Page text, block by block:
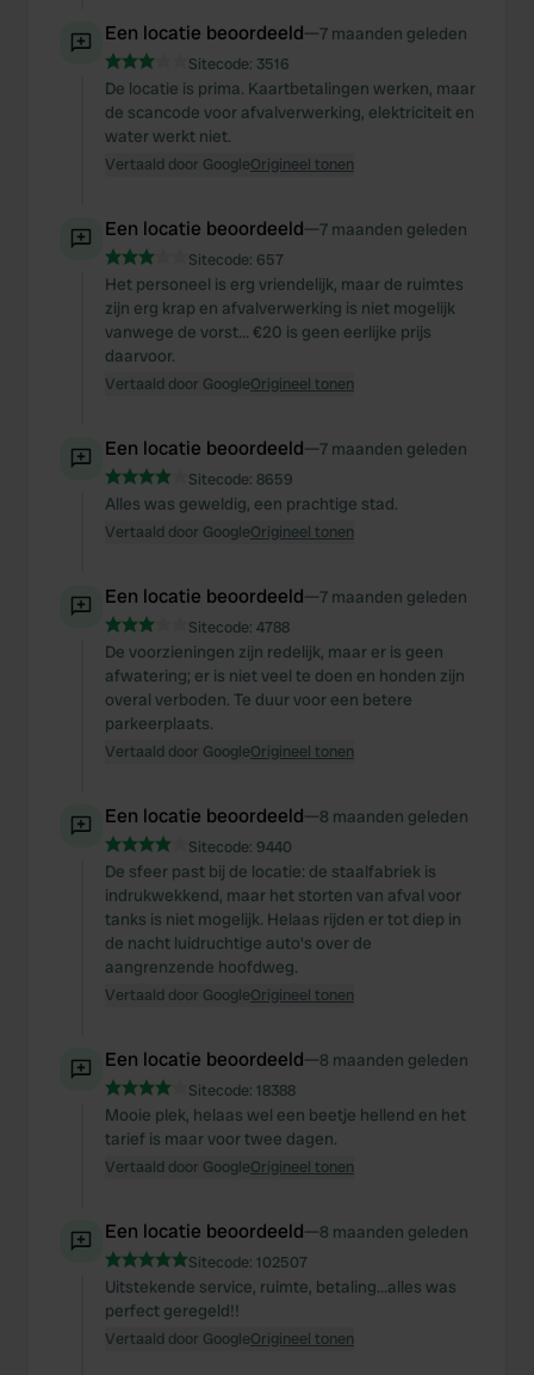
Een locatie beoordeeld—7 maanden geleden
Sitecode: 3516
De locatie is prima. Kaartbetalingen werken, maar
de scancode voor afvalverwerking, elektriciteit en
water werkt niet.
Vertaald door GoogleOrigineel tonen
Een locatie beoordeeld—7 maanden geleden
Sitecode: 657
Het personeel is erg vriendelijk, maar de ruimtes
zijn erg krap en afvalverwerking is niet mogelijk
vanwege de vorst... €20 is geen eerlijke prijs
daarvoor.
Vertaald door GoogleOrigineel tonen
Een locatie beoordeeld—7 maanden geleden
Sitecode: 8659
Alles was geweldig, een prachtige stad.
Vertaald door GoogleOrigineel tonen
Een locatie beoordeeld—7 maanden geleden
Sitecode: 4788
De voorzieningen zijn redelijk, maar er is geen
afwatering; er is niet veel te doen en honden zijn
overal verboden. Te duur voor een betere
parkeerplaats.
Vertaald door GoogleOrigineel tonen
Een locatie beoordeeld—8 maanden geleden
Sitecode: 9440
De sfeer past bij de locatie: de staalfabriek is
indrukwekkend, maar het storten van afval voor
tanks is niet mogelijk. Helaas rijden er tot diep in
de nacht luidruchtige auto's over de
aangrenzende hoofdweg.
Vertaald door GoogleOrigineel tonen
Een locatie beoordeeld—8 maanden geleden
Sitecode: 18388
Mooie plek, helaas wel een beetje hellend en het
tarief is maar voor twee dagen.
Vertaald door GoogleOrigineel tonen
Een locatie beoordeeld—8 maanden geleden
Sitecode: 102507
Uitstekende service, ruimte, betaling...alles was
perfect geregeld!!
Vertaald door GoogleOrigineel tonen